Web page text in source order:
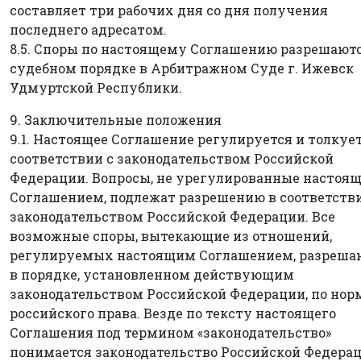
составляет три рабочих дня со дня получения
последнего адресатом.
8.5. Споры по настоящему Соглашению
судебном порядке в Арбитражном Суде г. Ижевск
Удмуртской Республики.
9. Заключительные положения
9.1. Настоящее Соглашение регулируется и
соответствии с законодательством Российской
Федерации. Вопросы, не урегулированные
Соглашением, подлежат разрешению в
законодательством Российской Федерации. Все
возможные споры, вытекающие из отношений,
регулируемых настоящим Соглашением,
в порядке, установленном действующим
законодательством Российской Федерации, по
российского права. Везде по тексту настоящего
Соглашения под термином «законодательство»
понимается законодательство Российской